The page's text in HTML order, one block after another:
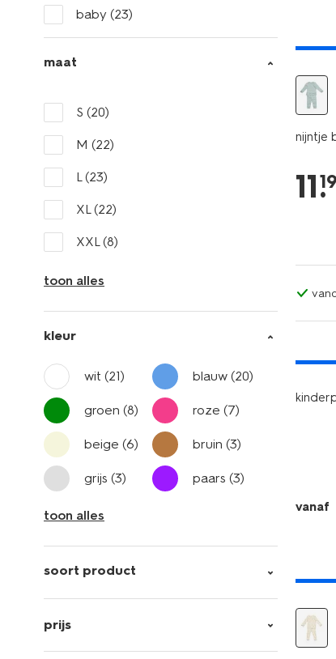
baby (23)
maat
S (20)
M (22)
L(23)
XL(22)
XXL(8)
toon alles
kleur
wit (21) blauw(20)
groen (8) roze(7)
beige (6) bruin(3)
grijs (3) paars(3)
toon alles
soort product
prijs
nijntje
11.
19
vanaf